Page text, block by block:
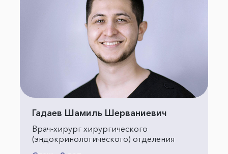
Гадаев Шамиль Шерваниевич
Врач-хирург хирургического
(эндокринологического) отделения